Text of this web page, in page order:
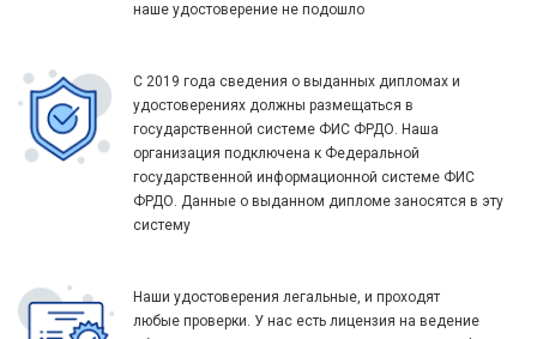
наше удостоверение не подошло
С 2019 года сведения о выданных дипломах и
удостоверениях должны размещаться в
государственной системе ФИС ФРДО. Наша
организация подключена к Федеральной
государственной информационной системе ФИС
ФРДО. Данные о выданном дипломе заносятся в эту
систему
Наши удостоверения легальные, и проходят
любые проверки. У нас есть лицензия на ведение